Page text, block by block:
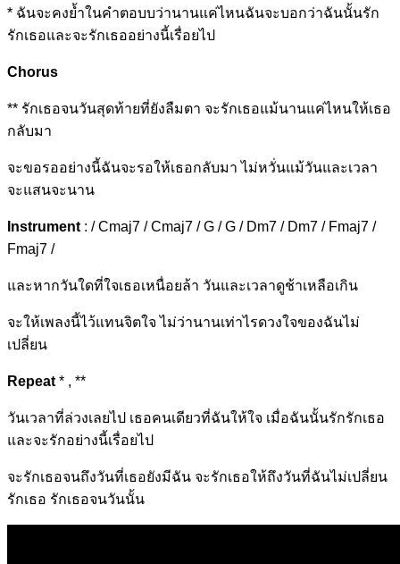
* ฉันจะคงย้ำในคำตอบบว่านานแค่ไหนฉันจะบอกว่าฉันนั้นรัก
รักเธอและจะรักเธออย่างนี้เรื่อยไป
Chorus
** รักเธอจนวันสุดท้ายที่ยังลืมตา จะรักเธอแม้นานแค่ไหนให้เธอ
กลับมา
จะขอรออย่างนี้ฉันจะรอให้เธอกลับมา ไม่หวั่นแม้วันและเวลา
จะแสนจะนาน
Instrument: / Cmaj7 / Cmaj7 / G / G / Dm7 / Dm7 / Fmaj7 /
Fmaj7 /
และหากวันใดที่ใจเธอเหนื่อยล้า วันและเวลาดูช้าเหลือเกิน
จะให้เพลงนี้ไว้แทนจิตใจ ไม่ว่านานเท่าไรดวงใจของฉันไม่
เปลี่ยน
Repeat* , **
วันเวลาที่ล่วงเลยไป เธอคนเดียวที่ฉันให้ใจ เมื่อฉันนั้นรักรักเธอ
และจะรักอย่างนี้เรื่อยไป
จะรักเธอจนถึงวันที่เธอยังมีฉัน จะรักเธอให้ถึงวันที่ฉันไม่เปลี่ยน
รักเธอ รักเธอจนวันนั้น